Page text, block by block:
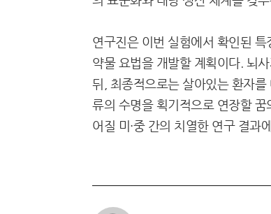
연구진은 이번 실험에서 확인된
약물 요법을 개발할 계획이다. 뇌
뒤, 최종적으로는 살아있는 환자
류의 수명을 획기적으로 연장할
어질 미·중 간의 치열한 연구 결과